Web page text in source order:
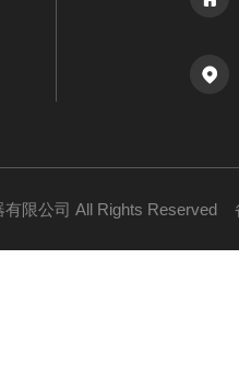
有限公司 All Rights Reserved